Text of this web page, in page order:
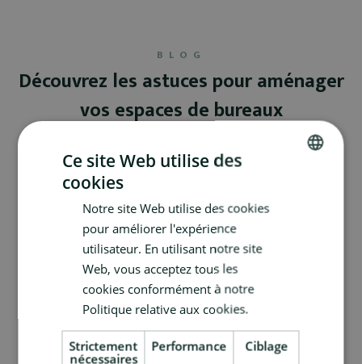
BLOG
Découvrez les astuces pour aménager
vos espaces de bureaux
Ce site Web utilise des
cookies
Notre site Web utilise des cookies
pour améliorer l'expérience
utilisateur. En utilisant notre site
Web, vous acceptez tous les
cookies conformément à notre
Politique relative aux cookies.
Strictement
nécessaires
Performance Ciblage